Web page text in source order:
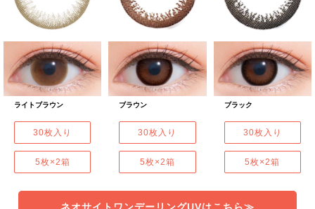
ライトブラウン
30枚入り
ブラウン
30枚入り
ブラック
30枚入り
5枚×2箱 5枚×2箱 5枚×2箱